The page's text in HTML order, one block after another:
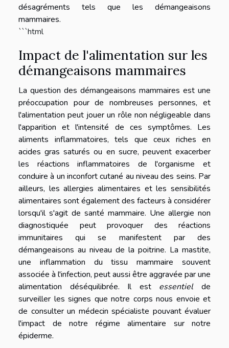
désagréments tels que les démangeaisons
mammaires.
```html
Impact de l'alimentation sur les
démangeaisons mammaires
La question des démangeaisons mammaires est une
préoccupation pour de nombreuses personnes, et
l'alimentation peut jouer un rôle non négligeable dans
l'apparition et l'intensité de ces symptômes. Les
aliments inflammatoires, tels que ceux riches en
acides gras saturés ou en sucre, peuvent exacerber
les réactions inflammatoires de l'organisme et
conduire à un inconfort cutané au niveau des seins. Par
ailleurs, les allergies alimentaires et les sensibilités
alimentaires sont également des facteurs à considérer
lorsqu'il s'agit de santé mammaire. Une allergie non
diagnostiquée peut provoquer des réactions
immunitaires qui se manifestent par des
démangeaisons au niveau de la poitrine. La mastite,
une inflammation du tissu mammaire souvent
associée à l'infection, peut aussi être aggravée par une
alimentation déséquilibrée. Il est essentielde
surveiller les signes que notre corps nous envoie et
de consulter un médecin spécialiste pouvant évaluer
l'impact de notre régime alimentaire sur notre
épiderme.